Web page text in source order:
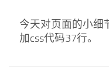
今天对页面的小细
加css代码37行。